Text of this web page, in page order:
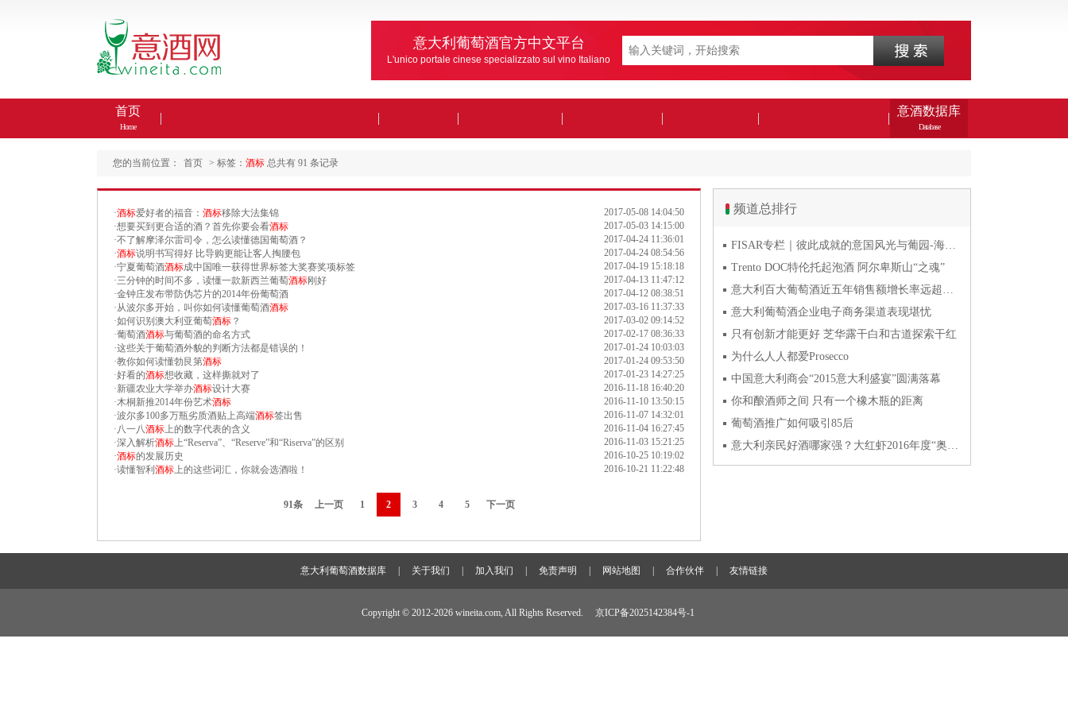
意大利葡萄酒官方中文平台
L'unico portale cinese specializzato sul vino Italiano
首页
Home
意酒数据库
Database
您的当前位置： 首页 > 标签： 酒标 总共有 91 条记录
2017-05-08 14:04:50
·酒标爱好者的福音： 酒标移除大法集锦
2017-05-03 14:15:00
·想要买到更合适的酒？首先你要会看酒标
2017-04-24 11:36:01
·不了解摩泽尔雷司令，怎么读懂德国葡萄酒？
2017-04-24 08:54:56
·酒标说明书写得好 比导购更能让客人掏腰包
2017-04-19 15:18:18
·宁夏葡萄酒酒标成中国唯一获得世界标签大奖赛奖项标签
2017-04-13 11:47:12
·三分钟的时间不多，读懂一款新西兰葡萄酒标刚好
2017-04-12 08:38:51
·金钟庄发布带防伪芯片的2014年份葡萄酒
2017-03-16 11:37:33
·从波尔多开始，叫你如何读懂葡萄酒酒标
2017-03-02 09:14:52
·如何识别澳大利亚葡萄酒标 ？
2017-02-17 08:36:33
·葡萄酒酒标与葡萄酒的命名方式
2017-01-24 10:03:03
·这些关于葡萄酒外貌的判断方法都是错误的！
2017-01-24 09:53:50
·教你如何读懂勃艮第酒标
2017-01-23 14:27:25
·好看的酒标想收藏，这样撕就对了
2016-11-18 16:40:20
·新疆农业大学举办酒标设计大赛
2016-11-10 13:50:15
·木桐新推2014年份艺术酒标
2016-11-07 14:32:01
·波尔多100多万瓶劣质酒贴上高端酒标签出售
2016-11-04 16:27:45
·八一八酒标上的数字代表的含义
2016-11-03 15:21:25
·深入解析酒标上“Reserva”、“Reserve”和“Riserva”的区别
2016-10-25 10:19:02
·酒标的发展历史
2016-10-21 11:22:48
·读懂智利 酒标上的这些词汇，你就会选酒啦！
91条 上一页 1 2 3 4 5 下一页
频道总排行
FISAR专栏｜彼此成就的意国风光与葡园-海风与火山淬炼的潘
Trento DOC特伦托起泡酒 阿尔卑斯山“之魂”
意大利百大葡萄酒近五年销售额增长率远超波尔多五百大葡萄酒
意大利葡萄酒企业电子商务渠道表现堪忧
只有创新才能更好 芝华露干白和古道探索干红
为什么人人都爱Prosecco
中国意大利商会“2015意大利盛宴”圆满落幕
你和酿酒师之间 只有一个橡木瓶的距离
葡萄酒推广如何吸引85后
意大利亲民好酒哪家强？大红虾2016年度“奥斯卡”奖发布
意大利葡萄酒数据库 关于我们 加入我们 免责声明 网站地图 合作伙伴 友情链接
Copyright © 2012-2026 wineita.com, All Rights Reserved. 京ICP备2025142384号-1